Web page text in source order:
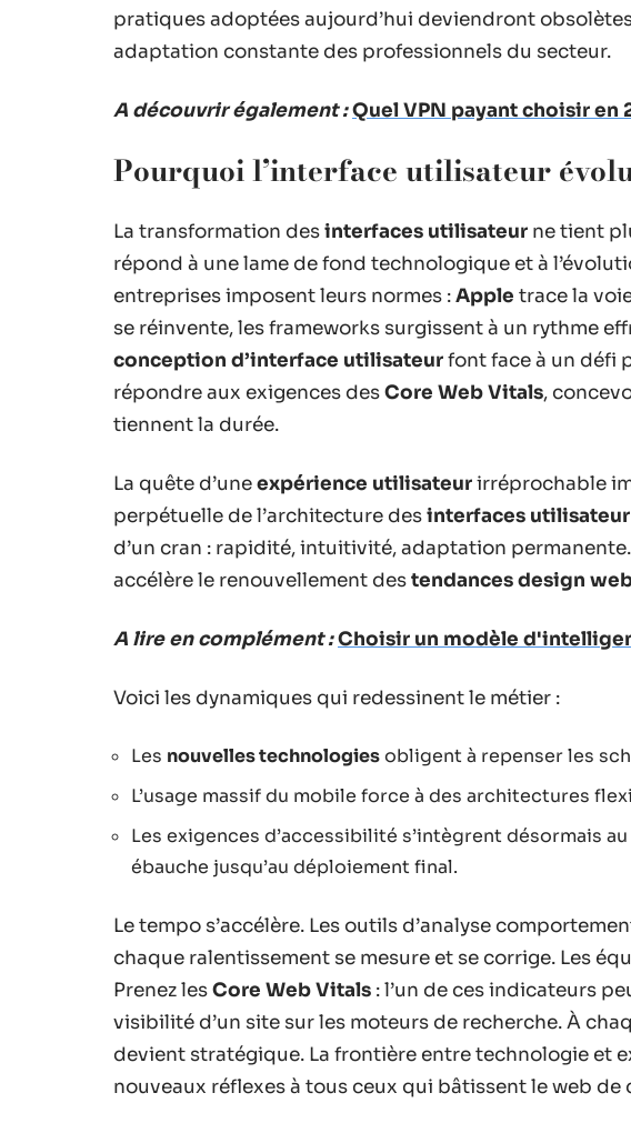
pratiques adoptées aujourd’hui deviendront
adaptation constante des professionnels du secteur.
A découvrir également :Quel VPN payant choisir
Pourquoi l’interface utilisateur
La transformation desinterfaces utilisateur ne tient
répond à une lame de fond technologique et à
entreprises imposent leurs normes :Apple trace la
se réinvente, les frameworks surgissent à un rythme
conception d’interface utilisateurfont face à un défi
répondre aux exigences desCore Web Vitals,
tiennent la durée.
La quête d’uneexpérience utilisateurirréprochable
perpétuelle de l’architecture desinterfaces
d’un cran : rapidité, intuitivité, adaptation
accélère le renouvellement destendances design
A lire en complément :Choisir un modèle
Voici les dynamiques qui redessinent le métier :
Les nouvelles technologiesobligent à repenser les
L’usage massif du mobile force à des architectures
Les exigences d’accessibilité s’intègrent désormais
ébauche jusqu’au déploiement final.
Le tempo s’accélère. Les outils d’analyse
chaque ralentissement se mesure et se corrige. Les
Prenez lesCore Web Vitals : l’un de ces indicateurs
visibilité d’un site sur les moteurs de recherche. À
devient stratégique. La frontière entre technologie et
nouveaux réflexes à tous ceux qui bâtissent le web de